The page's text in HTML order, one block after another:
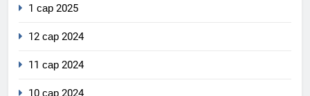
1 сар 2025
12 сар 2024
11 сар 2024
10 сар 2024